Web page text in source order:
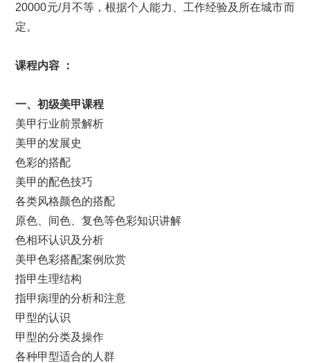
20000元/月不等，根据个人能力、工作经验及所在城市而
定。
课程内容 ：
一、初级美甲课程
美甲行业前景解析
美甲的发展史
色彩的搭配
美甲的配色技巧
各类风格颜色的搭配
原色、间色、复色等色彩知识讲解
色相环认识及分析
美甲色彩搭配案例欣赏
指甲生理结构
指甲病理的分析和注意
甲型的认识
甲型的分类及操作
各种甲型适合的人群